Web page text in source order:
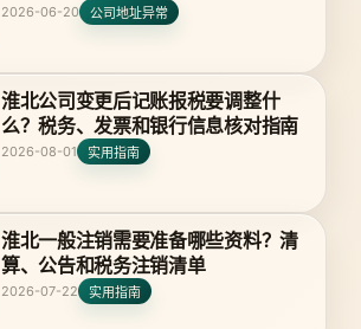
2026-06-20 公司地址异常
淮北公司变更后记账报税要调整什
么？税务、发票和银行信息核对指南
2026-08-01 实用指南
淮北一般注销需要准备哪些资料？清
算、公告和税务注销清单
2026-07-22 实用指南